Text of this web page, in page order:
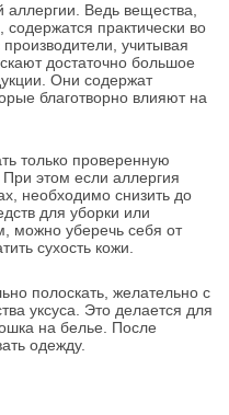
Ведь вещества,
практически во
учитывая
достаточно большое
Они содержат
благотворно влияют на
только проверенную
этом если аллергия
необходимо снизить до
для уборки или
можно уберечь себя от
сухость кожи.
полоскать, желательно с
уксуса. Это делается для
на белье. После
одежду.